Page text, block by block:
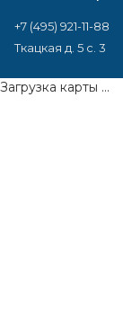
+7 (495) 921-11-88
Ткацкая д. 5 с. 3
Загрузка карты ...